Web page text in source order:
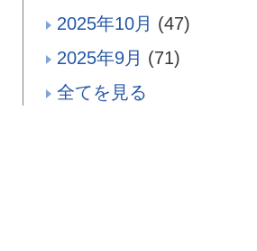
2025年10月 (47)
2025年9月 (71)
全てを見る